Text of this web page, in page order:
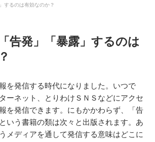
するのは有効なのか？
告発」「暴露」するのは
を発信する時代になりました。いつで
ーネット、とりわけＳＮＳなどにアクセ
を発信できます。にもかかわらず、「告
いう書籍の類は次々と出版されます。あ
メディアを通して発信する意味はどこに